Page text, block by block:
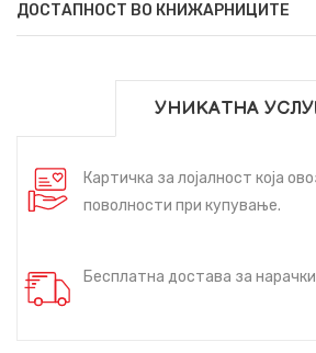
ДОСТАПНОСТ ВО КНИЖАРНИЦИТЕ
УНИКАТНА
Картичка за лојалност која
поволности при купување.
Бесплатна достава за